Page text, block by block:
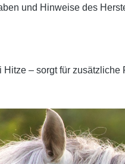
und Hinweise des
Hitze – sorgt für